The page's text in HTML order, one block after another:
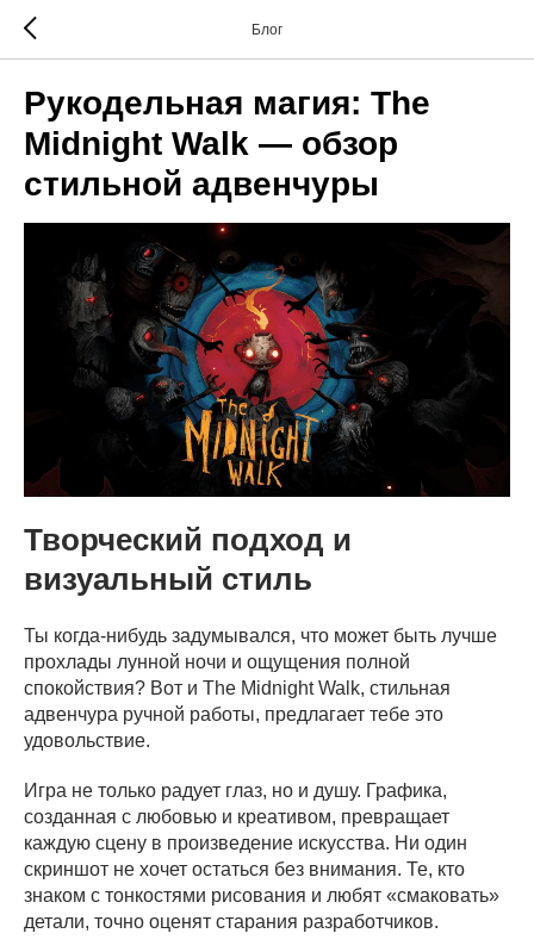
Блог
Рукодельная магия: The
Midnight Walk — обзор
стильной адвенчуры
Творческий подход и
визуальный стиль
Ты когда-нибудь задумывался, что может быть лучше
прохлады лунной ночи и ощущения полной
спокойствия? Вот и The Midnight Walk, стильная
адвенчура ручной работы, предлагает тебе это
удовольствие.
Игра не только радует глаз, но и душу. Графика,
созданная с любовью и креативом, превращает
каждую сцену в произведение искусства. Ни один
скриншот не хочет остаться без внимания. Те, кто
знаком с тонкостями рисования и любят «смаковать»
детали, точно оценят старания разработчиков.